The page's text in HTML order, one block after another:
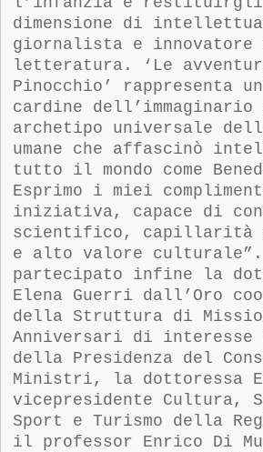
dimensione di
giornalista e innovatore
letteratura. ‘Le
Pinocchio’ rappresenta
cardine
archetipo universale
umane che affascinò
tutto il mondo come
Esprimo i miei
iniziativa, capace di
scientifico, capillarità
e alto valore culturale”.
partecipato infine la d
Elena Guerri dall’Oro c
della Struttura di
Anniversari di interesse
della Presidenza del
Ministri, la d ottoressa
vicepresidente Cultura,
Sport e Turismo della
il professor Enrico Di